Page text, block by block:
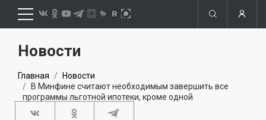
Новости
Главная
Новости
В Минфине считают необходимым завершить все
программы льготной ипотеки, кроме одной